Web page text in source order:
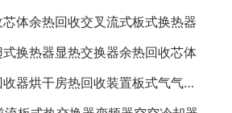
体余热回收交叉流式板式换热器
换热器显热交换器余热回收芯体
竹笋烘干房余热回收器烘干房热回收装置板式气气换热器工厂